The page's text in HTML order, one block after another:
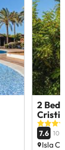
2
7.6 10
Isla